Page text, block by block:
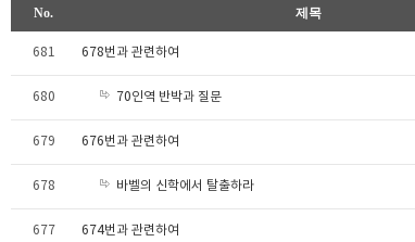
No. 제목
681 678번과 관련하여
680 70인역 반박과 질문
679 676번과 관련하여
678 바벨의 신학에서 탈출하라
677 674번과 관련하여